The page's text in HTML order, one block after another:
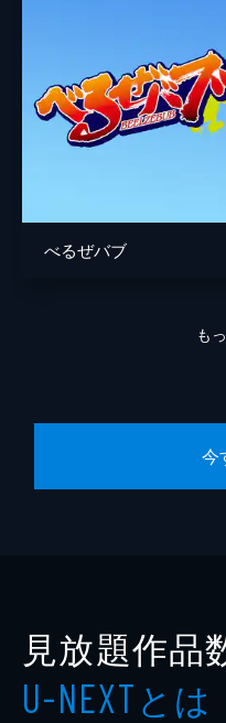
べるぜバブ
も
今
見放題作品
U-NEXTとは